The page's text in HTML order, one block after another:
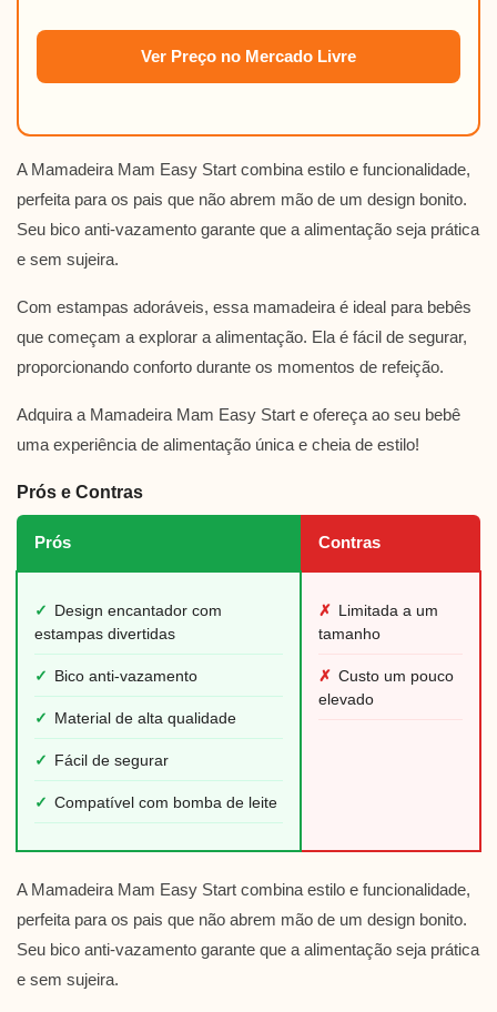
Ver Preço no Mercado Livre
A Mamadeira Mam Easy Start combina estilo e funcionalidade,
perfeita para os pais que não abrem mão de um design bonito.
Seu bico anti-vazamento garante que a alimentação seja prática
e sem sujeira.
Com estampas adoráveis, essa mamadeira é ideal para bebês
que começam a explorar a alimentação. Ela é fácil de segurar,
proporcionando conforto durante os momentos de refeição.
Adquira a Mamadeira Mam Easy Start e ofereça ao seu bebê
uma experiência de alimentação única e cheia de estilo!
Prós e Contras
Prós Contras
✓
Design encantador com
estampas divertidas
✓ Bico anti-vazamento
✓ Material de alta qualidade
✓ Fácil de segurar
✓ Compatível com bomba de leite
✗ Limitada a um
tamanho
✗ Custo um pouco
elevado
A Mamadeira Mam Easy Start combina estilo e funcionalidade,
perfeita para os pais que não abrem mão de um design bonito.
Seu bico anti-vazamento garante que a alimentação seja prática
e sem sujeira.